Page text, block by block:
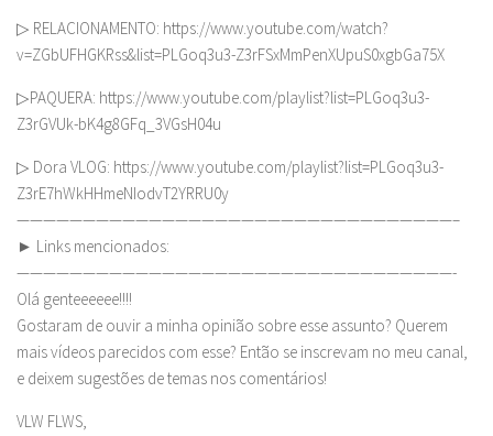
▷ RELACIONAMENTO: https://www.youtube.com/watch?
v=ZGbUFHGKRss&list=PLGoq3u3-Z3rFSxMmPenXUpuS0xgbGa75X
▷PAQUERA: https://www.youtube.com/playlist?list=PLGoq3u3-
Z3rGVUk-bK4g8GFq_3VGsH04u
▷ Dora VLOG: https://www.youtube.com/playlist?list=PLGoq3u3-
Z3rE7hWkHHmeNIodvT2YRRU0y
—————————————————————————————————–
► Links mencionados:
—————————————————————————————————-
Olá genteeeeee!!!!
Gostaram de ouvir a minha opinião sobre esse assunto? Querem
mais vídeos parecidos com esse? Então se inscrevam no meu canal,
e deixem sugestões de temas nos comentários!
VLW FLWS,